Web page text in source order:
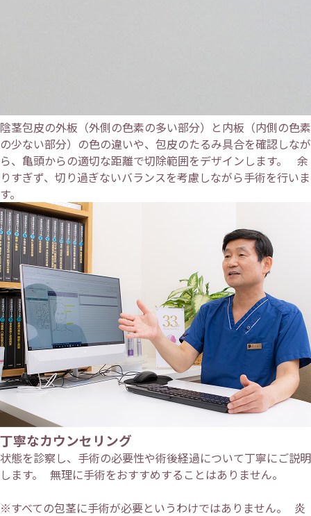
陰茎包皮の外板（外側の色素の多い部分）と内板（内側の色素
の少ない部分）の色の違いや、包皮のたるみ具合を確認しなが
ら、亀頭からの適切な距離で切除範囲をデザインします。 余
りすぎず、切り過ぎないバランスを考慮しながら手術を行いま
す。
丁寧なカウンセリング
状態を診察し、手術の必要性や術後経過について丁寧にご説明
します。 無理に手術をおすすめすることはありません。
※すべての包茎に手術が必要というわけではありません。 炎